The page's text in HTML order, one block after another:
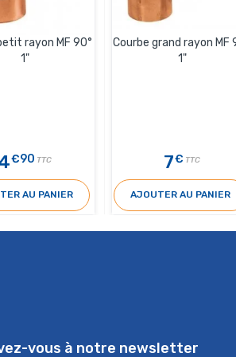
rayon MF 90°
1"
€90 TTC
AU PANIER
Courbe grand rayon MF
1"
7€ TTC
AJOUTER AU PANIER
vous à notre newsletter